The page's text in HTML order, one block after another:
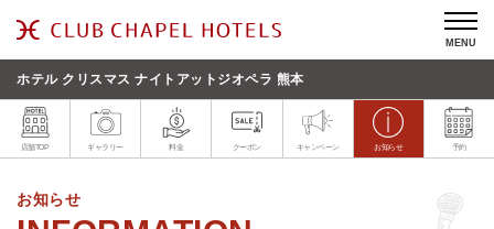
MENU
ホテル クリスマス ナイトアットジオペラ 熊本
店舗TOP ギャラリー 料金 クーポン キャンペーン お知らせ 予約
お知らせ